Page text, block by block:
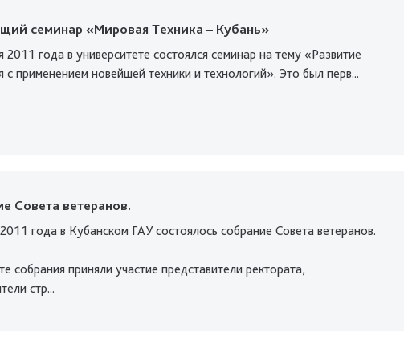
семинар «Мировая Техника – Кубань»
2011 года в университете состоялся семинар на тему «Развитие
с применением новейшей техники и технологий». Это был перв...
Совета ветеранов.
года в Кубанском ГАУ состоялось собрание Совета ветеранов.
собрания приняли участие представители ректората,
стр...